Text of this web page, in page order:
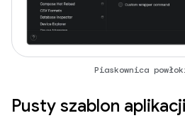
Piaskownica
Pusty szablon